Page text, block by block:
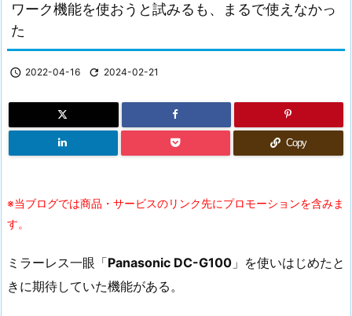
ワーク機能を使おうと試みるも、まるで使えなかっ
た
 2022-04-16  2024-02-21
Copy
※当ブログでは商品・サービスのリンク先にプロモーションを含みま
す。
ミラーレス一眼「Panasonic DC-G100 」を使いはじめたと
きに期待していた機能がある。